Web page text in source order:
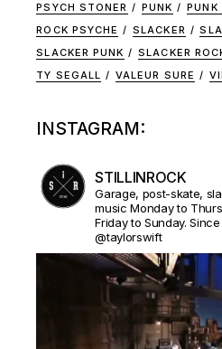
PSYCH STONER
PUNK PUNK
ROCK PSYCHE
SLACKER
SLACKER PUNK
SLACKER
TY SEGALL
VALEUR SURE
INSTAGRAM:
STILLINROCK
Garage, post-skate,
music Monday to
Friday to Sunday.
@taylorswift